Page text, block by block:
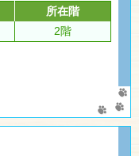
所在階
2階